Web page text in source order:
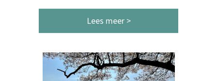
Lees meer >